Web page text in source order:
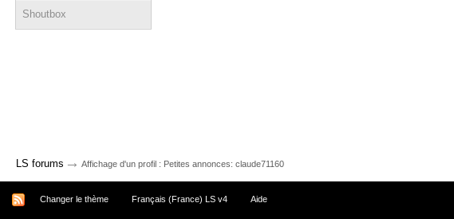
Shoutbox
LS forums → Affichage d'un profil : Petites annonces: claude71160
Changer le thème Français (France) LS v4 Aide